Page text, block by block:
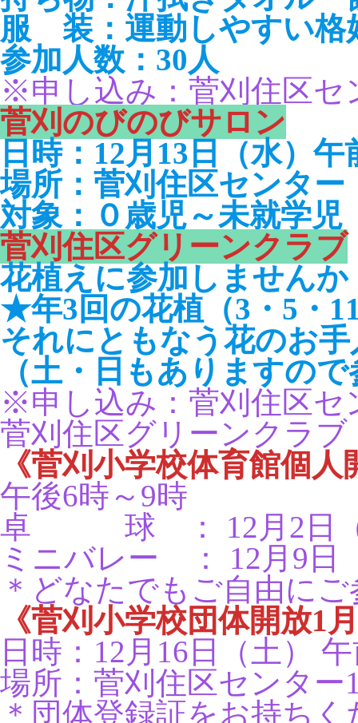
服 装：運動しやすい
参加人数：30人
※申し込み：菅刈住区セ
菅刈のびのびサロン
日時：12月13日（水）午
場所：菅刈住区センタ
対象：０歳児～未就学
菅刈住区グリーンクラブ
花植えに参加しませんか
★年3回の花植（3・5・
それにともなう花のお
（土・日もありますの
※申し込み：菅刈住区セ
菅刈住区グリーンクラブ
《菅刈小学校体育館個人
午後6時～9時
卓 球 ： 12月2日（
ミニバレー ： 12月9日
＊どなたでもご自由に
《菅刈小学校団体開放1
日時：12月16日（土）
場所：菅刈住区センター
＊団体登録証をお持ちく